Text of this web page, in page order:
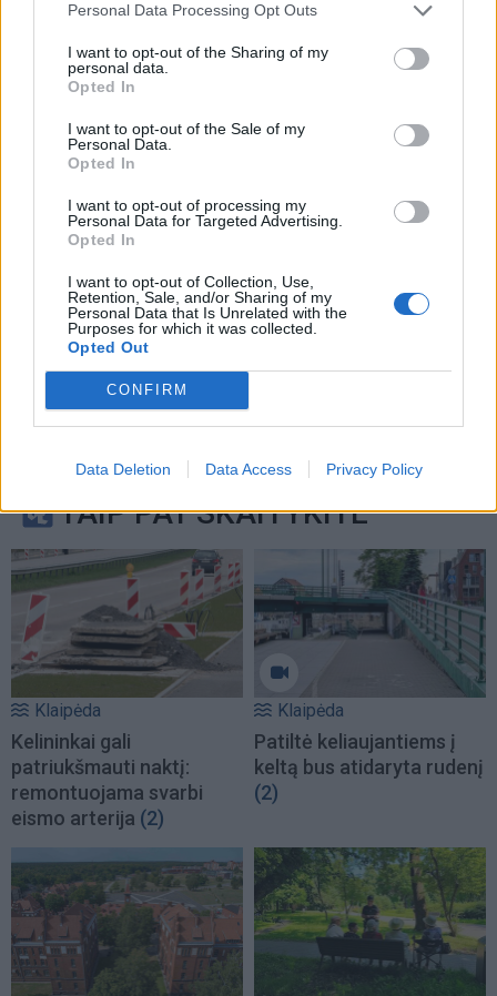
Personal Data Processing Opt Outs
I want to opt-out of the Sharing of my
personal data.
Opted In
I want to opt-out of the Sale of my
Personal Data.
Opted In
I want to opt-out of processing my
Personal Data for Targeted Advertising.
Opted In
I want to opt-out of Collection, Use,
Retention, Sale, and/or Sharing of my
Personal Data that Is Unrelated with the
Purposes for which it was collected.
Opted Out
CONFIRM
Data Deletion Data Access Privacy Policy
Sutinku su taisyklėmis
reCAPTCHA and the Google
TAIP PAT SKAITYKITE
Klaipėda
Kelininkai gali
patriukšmauti naktį:
remontuojama svarbi
eismo arterija (2)
Klaipėda
Patiltė keliaujantiems į
keltą bus atidaryta rudenį
(2)